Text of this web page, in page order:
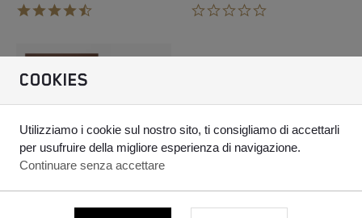
COOKIES
Utilizziamo i cookie sul nostro sito, ti consigliamo di accettarli
per usufruire della migliore esperienza di navigazione.
Continuare senza accettare